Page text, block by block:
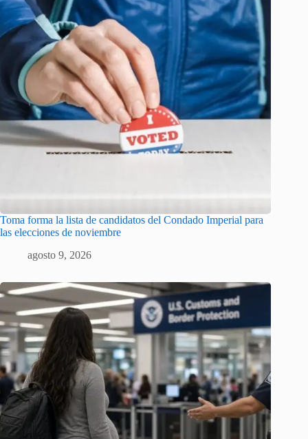
Toma forma la lista de candidatos del Condado Imperial para
las elecciones de noviembre
agosto 9, 2026